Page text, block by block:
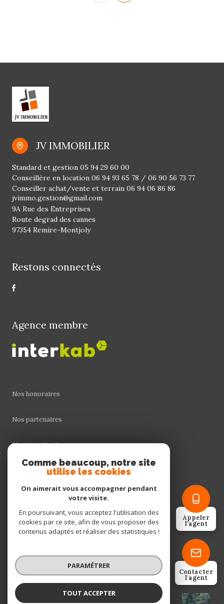
VALENTIN BRION
Appeler
l'agent
Contacter
l'agent
JV IMMOBILIER
jvimmo.gestion@gmail.com
Standard et gestion 05 94 29 60 00
Conseillère en location 06 94 93 65 78 / 06 90 56 73 77
Conseiller achat/vente et terrain 06 94 06 86 86
9A Rue des Entreprises
Route degrad des cannes
97354 Remire-Montjoly
Restons connectés
Agence membre
Nos honoraires
Nos partenaires
Mentions légales
Cookies
© 2026 | Tous droits réservés
Réalisé par
Comme beaucoup, notre site
utilise les cookies
On aimerait vous accompagner pendant
votre visite.
En poursuivant, vous acceptez l'utilisation des
cookies par ce site, afin de vous proposer des
contenus adaptés et réaliser des statistiques !
PARAMÉTRER
TOUT ACCEPTER